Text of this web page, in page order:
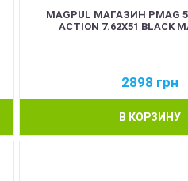
MAGPUL МАГАЗИН PMAG 5
ACTION 7.62X51 BLACK
2898 грн
В КОРЗИНУ